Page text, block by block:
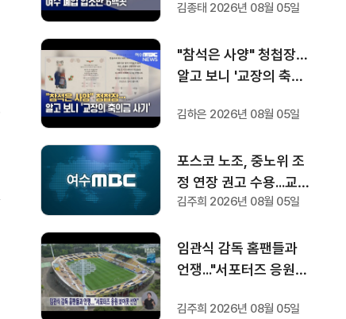
김종태 2026년 08월 05일
"참석은 사양" 청첩장…
알고 보니 '교장의 축의
김하은 2026년 08월 05일
포스코 노조, 중노위 조
정 연장 권고 수용...교섭
재개
김주희 2026년 08월 05일
임관식 감독 홈팬들과
언쟁..."서포터즈 응원
김주희 2026년 08월 05일